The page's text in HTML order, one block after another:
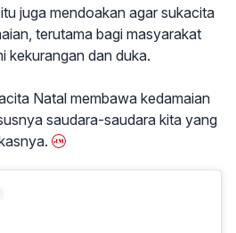
juga mendoakan agar sukacita
terutama bagi masyarakat
kekurangan dan duka.
Natal membawa kedamaian
saudara-saudara kita yang